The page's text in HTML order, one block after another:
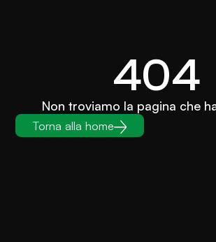
404
Non troviamo la pagina che
Torna alla home